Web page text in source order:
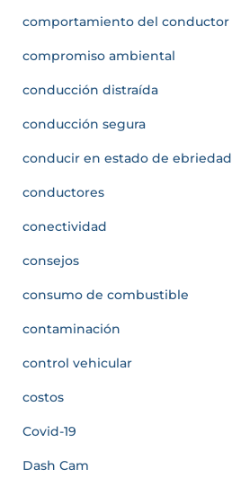
comportamiento del conductor
compromiso ambiental
conducción distraída
conducción segura
conducir en estado de ebriedad
conductores
conectividad
consejos
consumo de combustible
contaminación
control vehicular
costos
Covid-19
Dash Cam